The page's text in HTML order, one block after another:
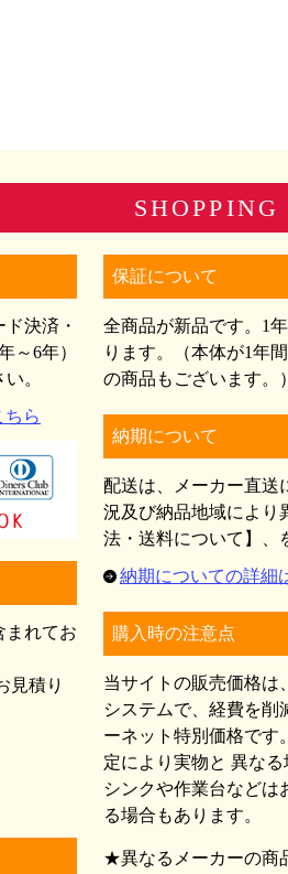
決済・
～6年）
。
ら
まれてお
見積り
保証について
全商品が新品です。1
ります。（本体が1年
の商品もございます。）
納期について
配送は、メーカー直送
況及び納品地域により
法・送料について】、
納期についての詳細
購入時の注意点
当サイトの販売価格は
システムで、経費を削
ーネット特別価格です
定により実物と 異なる
シンクや作業台などは
る場合もあります。
★異なるメーカーの商